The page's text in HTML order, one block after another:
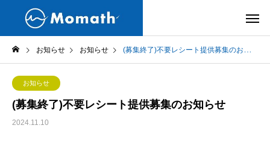
お知らせ お知らせ (募集終了)不要レシート提供募集のお知らせ
お知らせ
(募集終了)不要レシート提供募集のお知らせ
2024.11.10